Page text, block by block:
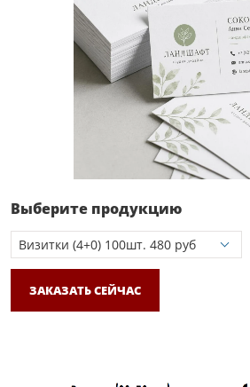
Выберите продукцию
ЗАКАЗАТЬ СЕЙЧАС